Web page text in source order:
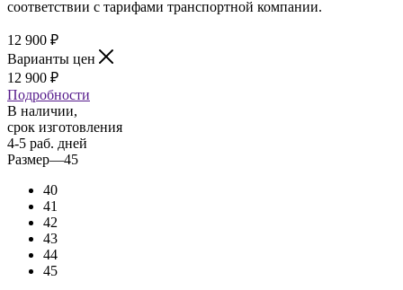
соответствии с тарифами транспортной компании.
12 900 ₽
Варианты цен
12 900 ₽
Подробности
В наличии,
срок изготовления
4-5 раб. дней
Размер—45
40
41
42
43
44
45